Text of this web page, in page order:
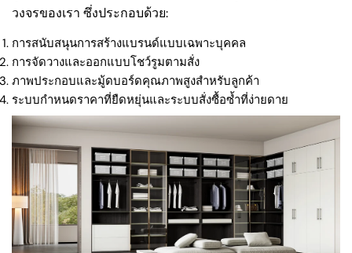
วงจรของเรา ซึ่งประกอบด้วย:
การสนับสนุนการสร้างแบรนด์แบบเฉพาะบุคคล
การจัดวางและออกแบบโชว์รูมตามสั่ง
ภาพประกอบและมู้ดบอร์ดคุณภาพสูงสำหรับลูกค้า
ระบบกำหนดราคาที่ยืดหยุ่นและระบบสั่งซื้อซ้ำที่ง่ายดาย